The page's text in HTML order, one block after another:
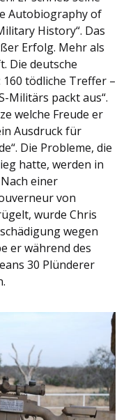
Autobiography of
History“. Das
Erfolg. Mehr als
Die deutsche
tödliche Treffer –
Militärs packt aus“.
welche Freude er
Ausdruck für
Die Probleme, die
hatte, werden in
einer
von
wurde Chris
wegen
er während des
30 Plünderer